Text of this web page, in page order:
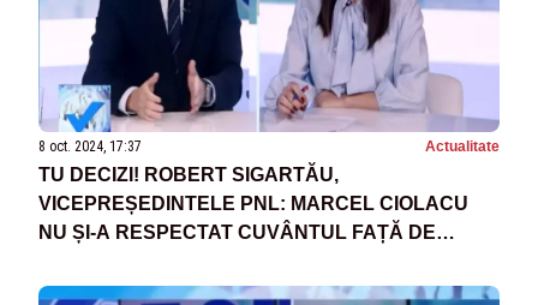
8 oct. 2024, 17:37 Actualitate
TU DECIZI! ROBERT SIGARTĂU,
VICEPREȘEDINTELE PNL: MARCEL CIOLACU
NU ȘI-A RESPECTAT CUVÂNTUL FAȚĂ DE
TREBUIE SĂ MAI AIBĂ LOC